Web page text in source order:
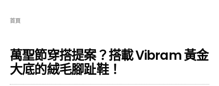
首頁
萬聖節穿搭提案？搭載 Vibram 黃金
大底的絨毛腳趾鞋！